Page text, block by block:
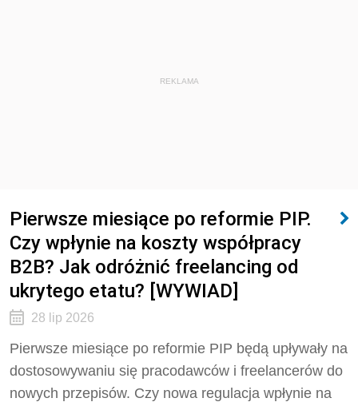
REKLAMA
Pierwsze miesiące po reformie PIP.
Czy wpłynie na koszty współpracy
B2B? Jak odróżnić freelancing od
ukrytego etatu? [WYWIAD]
28 lip 2026
Pierwsze miesiące po reformie PIP będą upływały na
dostosowywaniu się pracodawców i freelancerów do
nowych przepisów. Czy nowa regulacja wpłynie na